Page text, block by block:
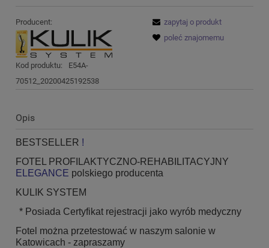
Producent:
Kod produktu:
E54A-
70512_20200425192538
zapytaj o produkt
poleć znajomemu
Opis
BESTSELLER !
FOTEL PROFILAKTYCZNO-REHABILITACYJNY
ELEGANCE polskiego producenta
KULIK SYSTEM
* Posiada Certyfikat rejestracji jako wyrób medyczny
Fotel można przetestować w naszym salonie w
Katowicach - zapraszamy